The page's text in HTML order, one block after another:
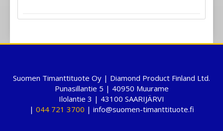
Suomen Timanttituote Oy | Diamond Product Finland Ltd.
Punasillantie 5 | 40950 Muurame
Ilolantie 3 | 43100 SAARIJÄRVI
| 044 721 3700 | info@suomen-timanttituote.fi